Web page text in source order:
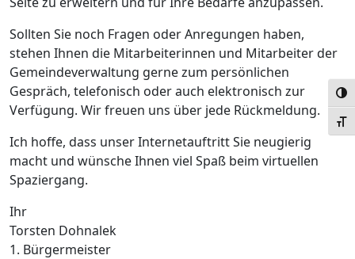
Sollten Sie noch Fragen oder Anregungen haben,
stehen Ihnen die Mitarbeiterinnen und Mitarbeiter der
Gemeindeverwaltung gerne zum persönlichen
Gespräch, telefonisch oder auch elektronisch zur
Verfügung. Wir freuen uns über jede Rückmeldung.
Ich hoffe, dass unser Internetauftritt Sie neugierig
macht und wünsche Ihnen viel Spaß beim virtuellen
Spaziergang.
Ihr
Torsten Dohnalek
1. Bürgermeister